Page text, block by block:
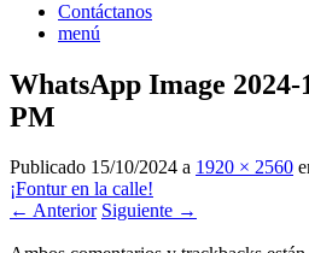
Contáctanos
menú
WhatsApp Image 2024-
PM
Publicado 15/10/2024 a 1920 × 2560
¡Fontur en la calle!
← Anterior Siguiente →